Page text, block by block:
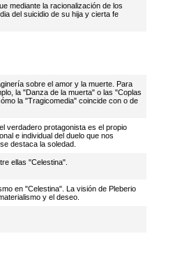
mediante la racionalización de los
del suicidio de su hija y cierta fe
sobre el amor y la muerte. Para
la "Danza de la muerta" o las "Coplas
la "Tragicomedia" coincide con o de
verdadero protagonista es el propio
e individual del duelo que nos
destaca la soledad.
ellas "Celestina".
en "Celestina". La visión de Pleberio
y el deseo.